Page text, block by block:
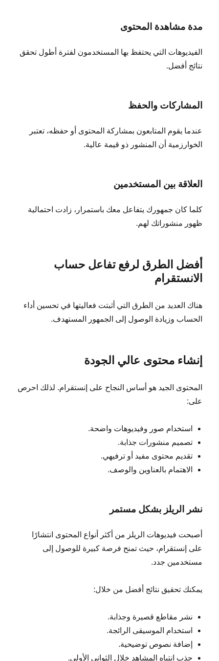
مدة مشاهدة المحتوى
الفيديوهات التي يحتفظ بها المستخدمون لفترة أطول تحقق
نتائج أفضل.
المشاركات والحفظ
عندما يقوم المتابعون بمشاركة المحتوى أو حفظه، تعتبر
الخوارزمية أن المنشور ذو قيمة عالية.
العلاقة بين المستخدمين
كلما كان جمهورك يتفاعل معك باستمرار، زادت احتمالية
ظهور منشوراتك لهم.
أفضل الطرق لرفع تفاعل حساب
الانستقرام
هناك العديد من الطرق التي أثبتت فعاليتها في تحسين أداء
الحساب وزيادة الوصول إلى الجمهور المستهدف.
إنشاء محتوى عالي الجودة
المحتوى الجيد هو أساس النجاح على إنستقرام. لذلك احرص
على:
استخدام صور وفيديوهات واضحة.
تصميم منشورات جذابة.
تقديم محتوى مفيد أو ترفيهي.
الاهتمام بالعناوين والوصف.
نشر الريلز بشكل مستمر
أصبحت فيديوهات الريلز من أكثر أنواع المحتوى انتشارًا
على إنستقرام، حيث تمنح فرصة كبيرة للوصول إلى
مستخدمين جدد.
يمكنك تحقيق نتائج أفضل من خلال:
نشر مقاطع قصيرة وجذابة.
استخدام الموسيقى الرائجة.
إضافة نصوص توضيحية.
جذب انتباه المشاهد خلال الثواني الأولى.